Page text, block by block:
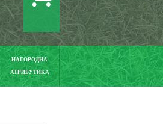
НАГОРОДНА
АТРИБУТИКА